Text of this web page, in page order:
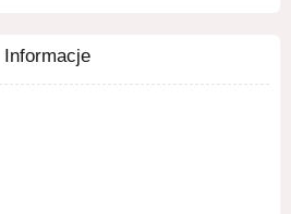
Informacje